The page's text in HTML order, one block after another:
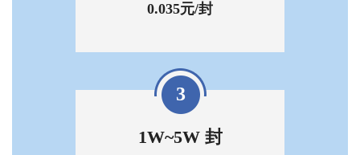
0.035元/封
3
1W~5W 封